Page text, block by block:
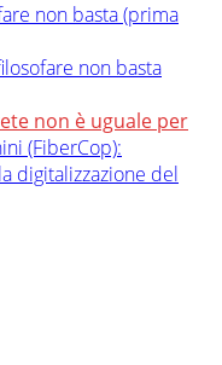
non basta (prima
non basta
non è uguale per
(FiberCop):
digitalizzazione del